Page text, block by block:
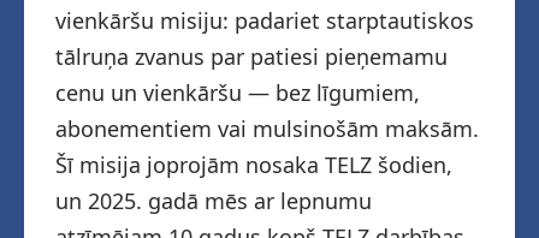
vienkāršu misiju: ​​padariet starptautiskos
tālruņa zvanus par patiesi pieņemamu
cenu un vienkāršu — bez līgumiem,
abonementiem vai mulsinošām maksām.
Šī misija joprojām nosaka TELZ šodien,
un 2025. gadā mēs ar lepnumu